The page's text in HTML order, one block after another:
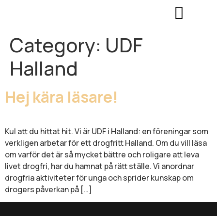
Category: UDF
Halland
Hej kära läsare!
Kul att du hittat hit. Vi är UDF i Halland: en föreningar som
verkligen arbetar för ett drogfritt Halland. Om du vill läsa
om varför det är så mycket bättre och roligare att leva
livet drogfri, har du hamnat på rätt ställe. Vi anordnar
drogfria aktiviteter för unga och sprider kunskap om
drogers påverkan på […]